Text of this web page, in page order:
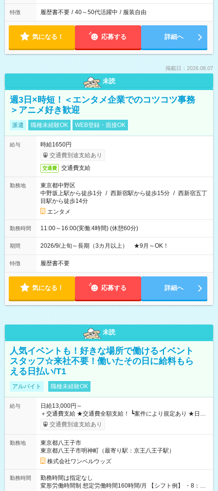
特徴 履歴書不要 / 40～50代活躍中 / 服装自由
気になる！ 応募する 詳細へ
掲載日：2026.08.07
未読
週3日×時短！＜エンタメ企業でのコツコツ事務
＞アニメ好き歓迎
派遣 職種未経験OK WEB登録・面接OK
給与
時給1650円
交通費別途支給あり
交通費 交通費支給
勤務地
東京都中野区
中野坂上駅から徒歩1分 / 西新宿駅から徒歩15分 / 西新宿五丁
目駅から徒歩14分
エンタメ
勤務時間 11:00～16:00(実働:4時間) (休憩60分)
期間 2026/9/上旬～長期（3カ月以上） ★9月～OK！
特徴 履歴書不要
気になる！ 応募する 詳細へ
未読
人気イベントも！好きな場所で働けるイベント
スタッフ☆来社不要！働いたその日に給料もら
える日払い/T1
アルバイト 職種未経験OK
給与
日給13,000円～
＋交通費支給 ★交通費全額支給！ ┗案件により規定あり ★日払
いOK！（規定あり） ┗働いたその日に現金GET♪ お仕事後はコ
ンビニATMから 日払い分を引き落とせます！ 【試用期間】試
交通費別途支給あり
勤務地
東京都八王子市
東京都八王子市明神町（最寄り駅：京王八王子駅）
株式会社ワンベルウッズ
勤務時間
勤務時間は指定なし
変形労働時間制 想定労働時間160時間/月 【シフト例】 ・8：00